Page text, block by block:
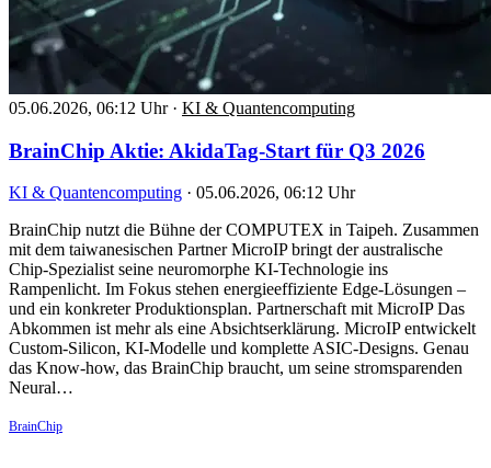
05.06.2026, 06:12 Uhr · KI & Quantencomputing
BrainChip Aktie: AkidaTag-Start für Q3 2026
KI & Quantencomputing · 05.06.2026, 06:12 Uhr
BrainChip nutzt die Bühne der COMPUTEX in Taipeh. Zusammen
mit dem taiwanesischen Partner MicroIP bringt der australische
Chip-Spezialist seine neuromorphe KI-Technologie ins
Rampenlicht. Im Fokus stehen energieeffiziente Edge-Lösungen –
und ein konkreter Produktionsplan. Partnerschaft mit MicroIP Das
Abkommen ist mehr als eine Absichtserklärung. MicroIP entwickelt
Custom-Silicon, KI-Modelle und komplette ASIC-Designs. Genau
das Know-how, das BrainChip braucht, um seine stromsparenden
Neural…
BrainChip